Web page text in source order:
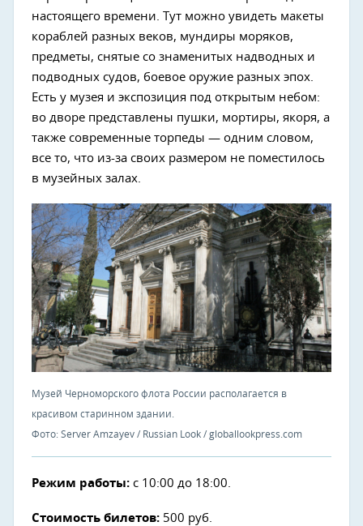
настоящего времени. Тут можно увидеть макеты
кораблей разных веков, мундиры моряков,
предметы, снятые со знаменитых надводных и
подводных судов, боевое оружие разных эпох.
Есть у музея и экспозиция под открытым небом:
во дворе представлены пушки, мортиры, якоря, а
также современные торпеды — одним словом,
все то, что из-за своих размером не поместилось
в музейных залах.
Музей Черноморского флота России располагается в
красивом старинном здании.
Фото: Server Amzayev / Russian Look / globallookpress.com
Режим работы: с 10:00 до 18:00.
Стоимость билетов: 500 руб.